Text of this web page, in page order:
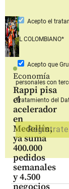
Economía
Rappi pisa
el
acelerador
en
Medellín,
ya suma
400.000
pedidos
semanales
y 4.500
negocios
Acepto el
EL COLOMBIANO*
Acepto que
personales con
Tratamiento del